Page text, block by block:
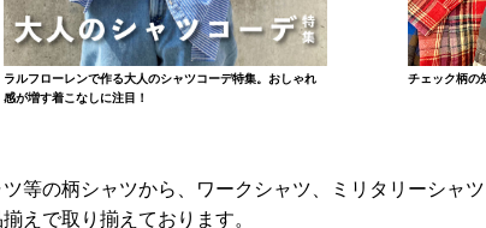
ラルフローレンで作る大人のシャツコーデ特集。おしゃれ
感が増す着こなしに注目！
チェック柄の
等の柄シャツから、ワークシャツ、ミリタリーシャ
えで取り揃えております。